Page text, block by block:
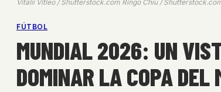
Vitalii Vitleo / Shutterstock.com Ringo Chiu /
FÚTBOL
MUNDIAL 2026: UN
DOMINAR LA COPA DEL